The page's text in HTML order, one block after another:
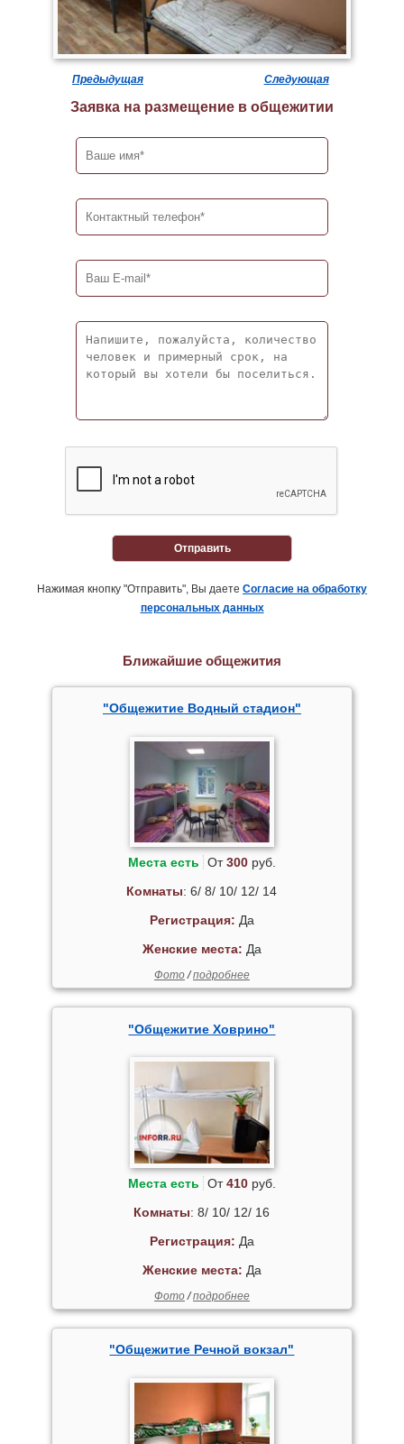
Предыдущая Следующая
Заявка на размещение в общежитии
Отправить
Нажимая кнопку "Отправить", Вы даете Согласие на обработку
персональных данных
Ближайшие общежития
"Общежитие Водный стадион"
Места есть От300руб.
Комнаты: 6/ 8/ 10/ 12/ 14
Регистрация: Да
Женские места: Да
Фото/подробнее
"Общежитие Ховрино"
Места есть От410руб.
Комнаты: 8/ 10/ 12/ 16
Регистрация: Да
Женские места: Да
Фото/подробнее
"Общежитие Речной вокзал"